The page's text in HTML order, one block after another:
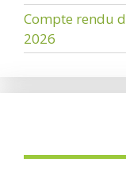
Compte rendu
2026